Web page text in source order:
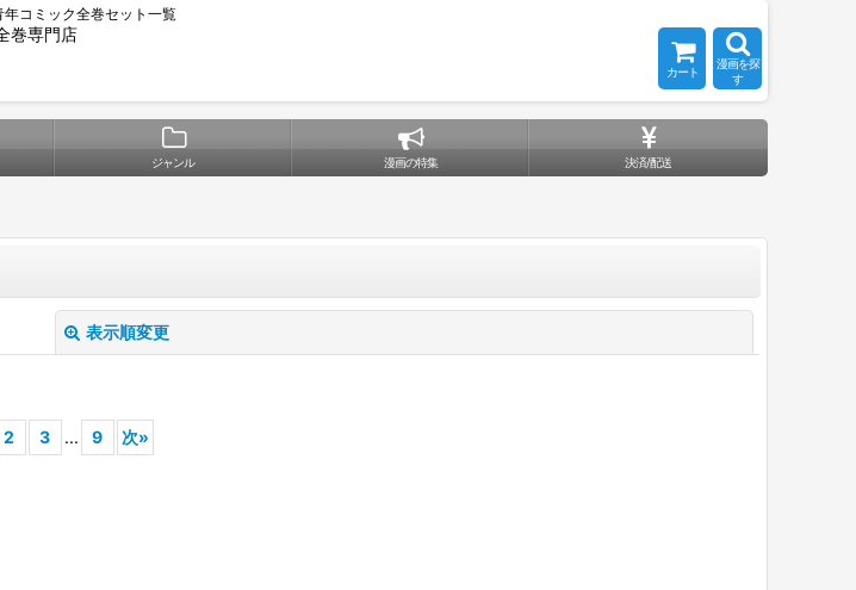
年コミック全巻セット一覧
巻専門店
カート
漫画を探
す
ジャンル 漫画の特集 決済/配送
表示順変更
2 3 ... 9 次»